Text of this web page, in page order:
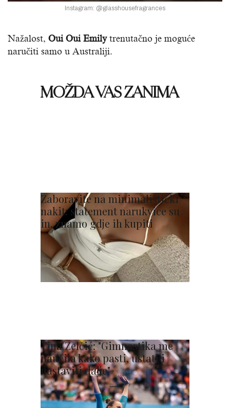
Instagram: @glasshousefragrances
Nažalost, Oui Oui Emily trenutačno je moguće
naručiti samo u Australiji.
MOŽDA VAS ZANIMA
Zaboravite na minimalistički
nakit: statement narukvice su
in, znamo gdje ih kupiti
Tina Zelčić: "Gimnastika me
naučila kako pasti, ustati i
nastaviti dalje"